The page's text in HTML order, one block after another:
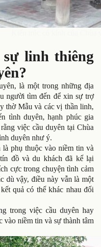
linh thiêng
là một trong những địa
người tìm đến để xin sự trợ
thờ Mẫu và các vị thần linh,
tình duyên, hạnh phúc gia
việc cầu duyên tại Chùa
duyên như ý.
phụ thuộc vào niềm tin và
đồ và du khách đã kể lại
cực trong chuyện tình cảm
dù vậy, điều này vẫn là một
quả có thể khác nhau đối
trong việc cầu duyên hay
vào niềm tin và sự thành tâm